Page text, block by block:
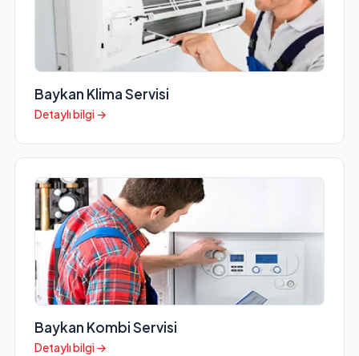
Baykan Klima Servisi
Detaylı bilgi →
Baykan Kombi Servisi
Detaylı bilgi →